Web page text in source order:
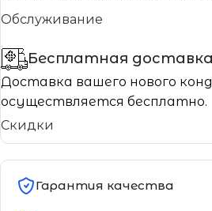
Обслуживание
Бесплатная доставка
Доставка вашего нового
осуществляется бесплатно.
Скидки
Гарантия качества